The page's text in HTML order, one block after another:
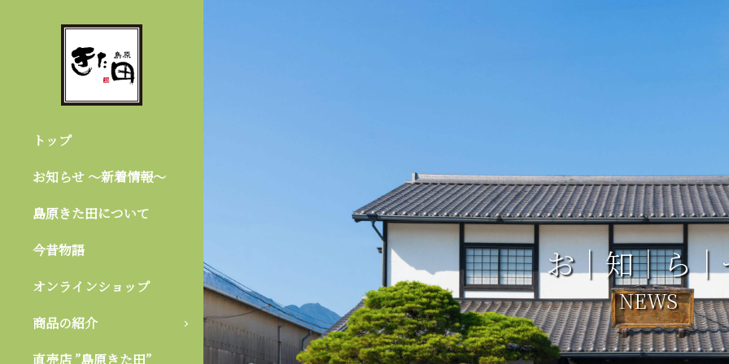
トップ
お知らせ 〜新着情報〜
島原きた田について
今昔物語
オンラインショップ
商品の紹介
直売店 ”島原きた田”
お｜知｜ら
NEWS